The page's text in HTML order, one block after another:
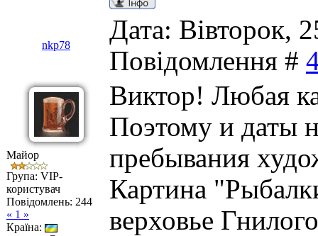
nkp78
Дата: Вівторок,
Повідомлення #
Майор
Група: VIP-
користувач
Повідомлень: 244
« 1 »
Країна:
Виктор! Любая
Поэтому и даты
пребывания
Картина
верховье